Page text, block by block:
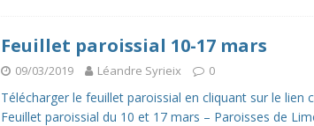
Feuillet paroissial 10-17 mars
09/03/2019 Léandre Syrieix 0
Télécharger le feuillet paroissial en cliquant sur le lien
Feuillet paroissial du 10 et 17 mars – Paroisses de